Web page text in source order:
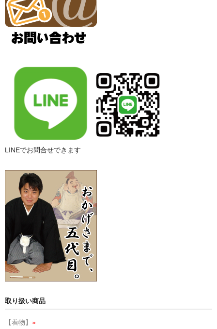
LINEでお問合せできます
取り扱い商品
【着物】 »